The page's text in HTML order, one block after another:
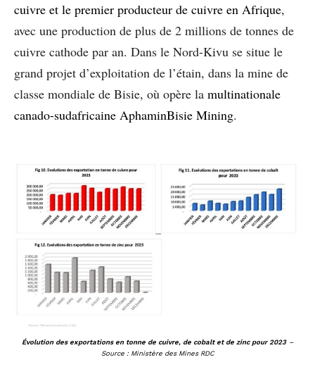
cuivre et le premier producteur de cuivre en Afrique,
avec une production de plus de 2 millions de tonnes de
cuivre cathode par an. Dans le Nord-Kivu se situe le
grand projet d’exploitation de l’étain, dans la mine de
classe mondiale de Bisie, où opère la multinationale
canado-sudafricaine AphaminBisie Mining.
Évolution des exportations en tonne de cuivre, de cobalt et de zinc pour 2023 –
Source : Ministère des Mines RDC